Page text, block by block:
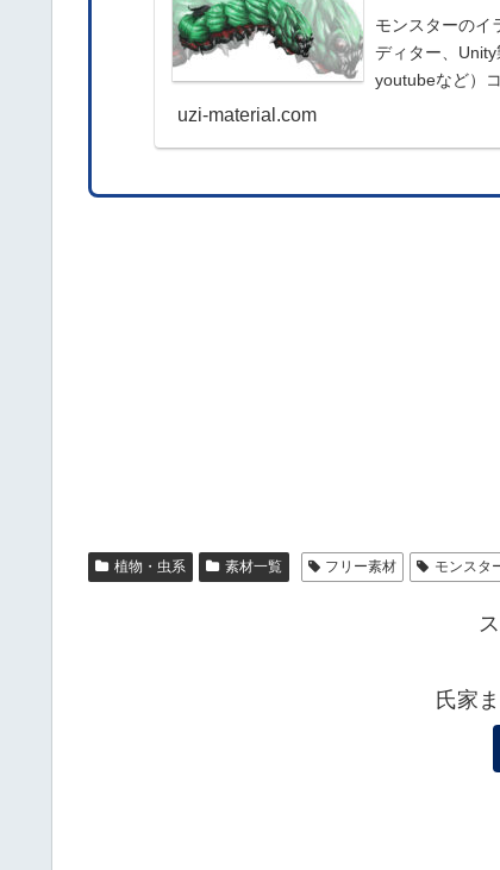
モンスターのイ
ディター、
youtubeなど）
uzi-material.com
植物・虫系 素材一覧 フリー素材 モンスタ
氏家